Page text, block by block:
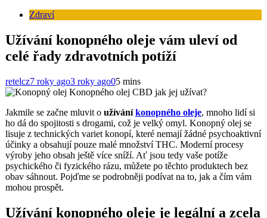
Zdraví
Užívání konopného oleje vám uleví od
celé řady zdravotních potíží
retelcz7 roky ago3 roky ago05 mins
Konopného olej CBD jak jej užívat?
Jakmile se začne mluvit o užíváníkonopného oleje, mnoho lidí si
ho dá do spojitosti s drogami, což je velký omyl. Konopný olej se
lisuje z technických variet konopí, které nemají žádné psychoaktivní
účinky a obsahují pouze malé množství THC. Moderní procesy
výroby jeho obsah ještě více sníží. Ať jsou tedy vaše potíže
psychického či fyzického rázu, můžete po těchto produktech bez
obav sáhnout. Pojďme se podrobněji podívat na to, jak a čím vám
mohou prospět.
Užívání konopného oleje je legální a zcela